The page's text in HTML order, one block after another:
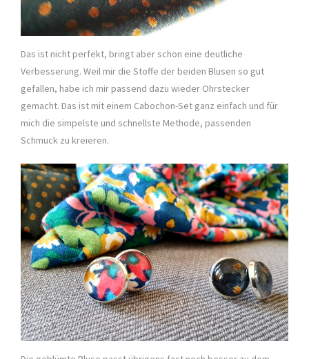
Das ist nicht perfekt, bringt aber schon eine deutliche
Verbesserung. Weil mir die Stoffe der beiden Blusen so gut
gefallen, habe ich mir passend dazu wieder Ohrstecker
gemacht. Das ist mit einem Cabochon-Set ganz einfach und für
mich die simpelste und schnellste Methode, passenden
Schmuck zu kreieren.